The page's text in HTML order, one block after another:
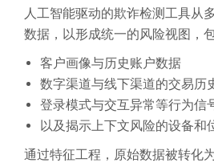
人工智能驱动的欺诈检测工具从
数据，以形成统一的风险视图，
客户画像与历史账户数据
数字渠道与线下渠道的交易历
登录模式与交互异常等行为信
以及揭示上下文风险的设备和
通过特征工程，原始数据被转化